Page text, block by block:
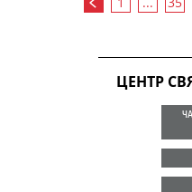
ЦЕНТР